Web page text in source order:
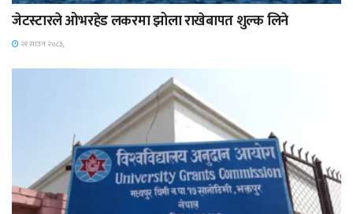
जेटस्टारले ओभरहेड लकरमा झोला राखेबापत शुल्क लिने
२१ साउन २०८३,